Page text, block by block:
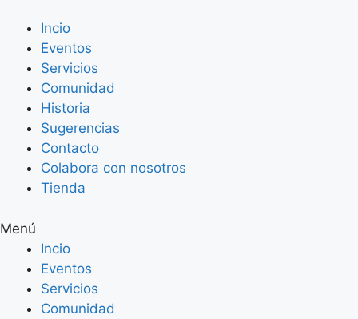
Incio
Eventos
Servicios
Comunidad
Historia
Sugerencias
Contacto
Colabora con nosotros
Tienda
Menú
Incio
Eventos
Servicios
Comunidad